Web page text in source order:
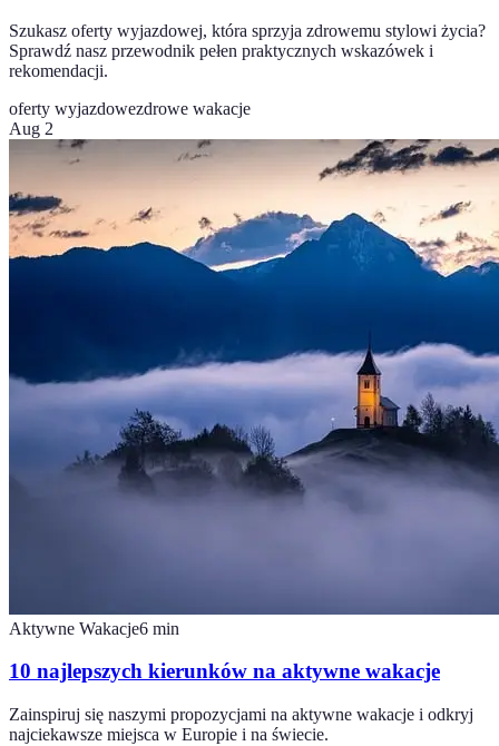
Szukasz oferty wyjazdowej, która sprzyja zdrowemu stylowi życia?
Sprawdź nasz przewodnik pełen praktycznych wskazówek i
rekomendacji.
oferty wyjazdowezdrowe wakacje
Aug 2
Aktywne Wakacje6 min
10 najlepszych kierunków na aktywne wakacje
Zainspiruj się naszymi propozycjami na aktywne wakacje i odkryj
najciekawsze miejsca w Europie i na świecie.